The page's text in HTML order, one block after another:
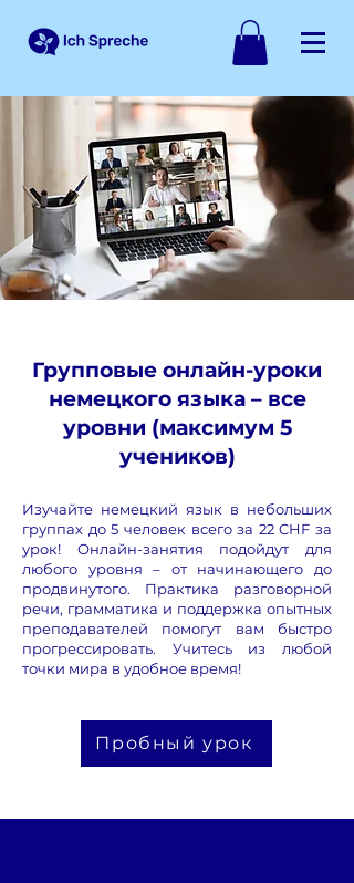
Групповые онлайн-уроки
немецкого языка – все
уровни (максимум 5
учеников)
Изучайте немецкий язык в небольших
группах до 5 человек всего за 22 CHF за
урок! Онлайн-занятия подойдут для
любого уровня – от начинающего до
продвинутого. Практика разговорной
речи, грамматика и поддержка опытных
преподавателей помогут вам быстро
прогрессировать. Учитесь из любой
точки мира в удобное время!
Пробный урок